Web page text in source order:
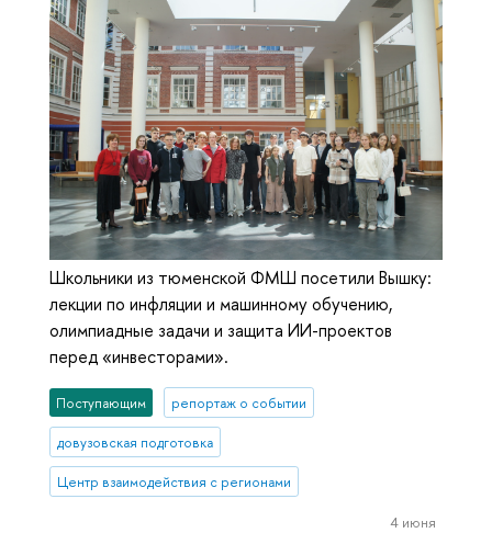
Школьники из тюменской ФМШ посетили Вышку:
лекции по инфляции и машинному обучению,
олимпиадные задачи и защита ИИ-проектов
перед «инвесторами».
Поступающим репортаж о событии
довузовская подготовка
Центр взаимодействия с регионами
4 июня